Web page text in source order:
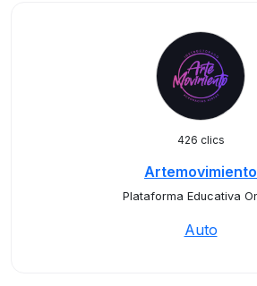
426 clics
Artemovimiento
Plataforma Educativa
Auto